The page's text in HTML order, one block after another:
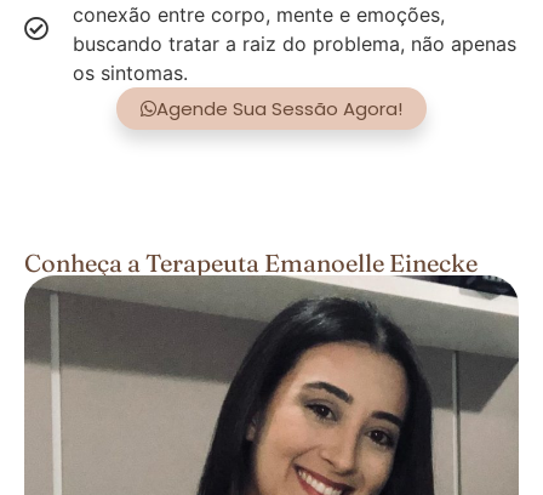
conexão entre corpo, mente e emoções,
buscando tratar a raiz do problema, não apenas
os sintomas.
Agende Sua Sessão Agora!
Conheça a Terapeuta Emanoelle Einecke